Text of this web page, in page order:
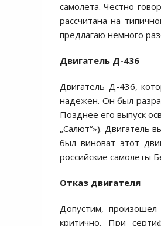
самолета. Честно
рассчитана на
предлагаю немного
Двигатель Д-436
Двигатель Д-436,
надежен. Он был
Позднее его выпуск
„Салют“»). Двигатель
был виноват этот
российские самолеты
Отказ двигателя
Допустим,
критично. При